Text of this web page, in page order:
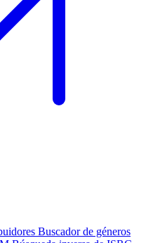
Buscador de géneros